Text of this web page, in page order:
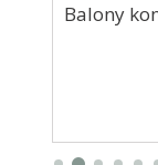
Balony